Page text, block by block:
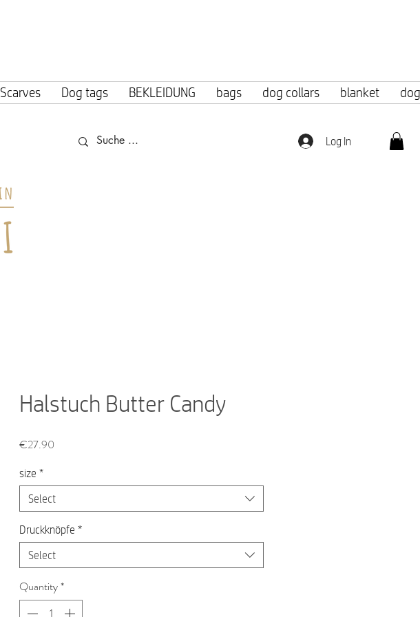
Scarves Dog tags BEKLEIDUNG bags dog collars blanket
Log In
Halstuch Butter Candy
€27.90
size *
Select
Druckknöpfe *
Select
Quantity*